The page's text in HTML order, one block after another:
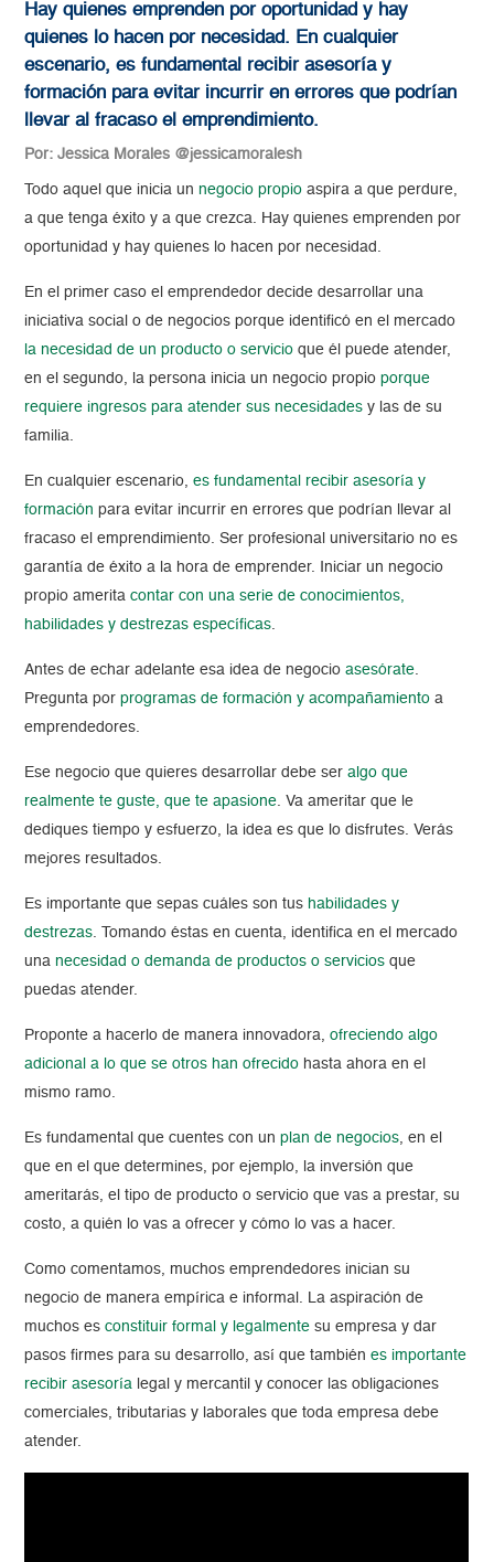
Hay quienes emprenden por oportunidad y hay
quienes lo hacen por necesidad. En cualquier
escenario, es fundamental recibir asesoría y
formación para evitar incurrir en errores que podrían
llevar al fracaso el emprendimiento.
Por: Jessica Morales @jessicamoralesh
Todo aquel que inicia un negocio propio aspira a que perdure,
a que tenga éxito y a que crezca. Hay quienes emprenden por
oportunidad y hay quienes lo hacen por necesidad.
En el primer caso el emprendedor decide desarrollar una
iniciativa social o de negocios porque identificó en el mercado
la necesidad de un producto o servicio que él puede atender,
en el segundo, la persona inicia un negocio propioporque
requiere ingresos para atender sus necesidades y las de su
familia.
En cualquier escenario,es fundamental recibir asesoría y
formación para evitar incurrir en errores que podrían llevar al
fracaso el emprendimiento. Ser profesional universitario no es
garantía de éxito a la hora de emprender. Iniciar un negocio
propio amerita contar con una serie de conocimientos,
habilidades y destrezas específicas.
Antes de echar adelante esa idea de negocioasesórate.
Pregunta porprogramas de formación y acompañamiento a
emprendedores.
Ese negocio que quieres desarrollar debe ser algo que
realmente te guste, que te apasione. Va ameritar que le
dediques tiempo y esfuerzo, la idea es que lo disfrutes. Verás
mejores resultados.
Es importante que sepas cuáles son tus habilidades y
destrezas. Tomando éstas en cuenta, identifica en el mercado
unanecesidad o demanda de productos o servicios que
puedas atender.
Proponte a hacerlo de manera innovadora, ofreciendo algo
adicional a lo que se otros han ofrecido hasta ahora en el
mismo ramo.
Es fundamental que cuentes con unplan de negocios, en el
que en el que determines, por ejemplo, la inversión que
ameritarás, el tipo de producto o servicio que vas a prestar, su
costo, a quién lo vas a ofrecer y cómo lo vas a hacer.
Como comentamos, muchos emprendedores inician su
negocio de manera empírica e informal. La aspiración de
muchos esconstituir formal y legalmente su empresa y dar
pasos firmes para su desarrollo, así que tambiénes importante
recibir asesoría legal y mercantil y conocer las obligaciones
comerciales, tributarias y laborales que toda empresa debe
atender.